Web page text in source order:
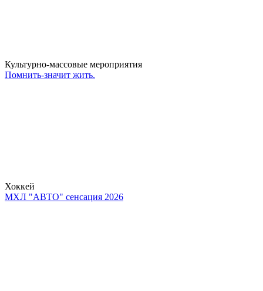
Культурно-массовые мероприятия
Помнить-значит жить.
Хоккей
МХЛ "АВТО" сенсация 2026